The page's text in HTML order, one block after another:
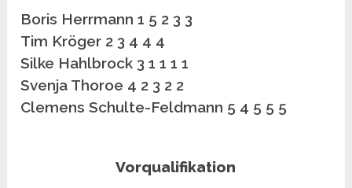
Boris Herrmann 1 5 2 3 3
Tim Kröger 2 3 4 4 4
Silke Hahlbrock 3 1 1 1 1
Svenja Thoroe 4 2 3 2 2
Clemens Schulte-Feldmann 5 4 5 5 5
Vorqualifikation